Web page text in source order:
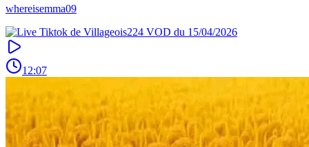
whereisemma09
12:07